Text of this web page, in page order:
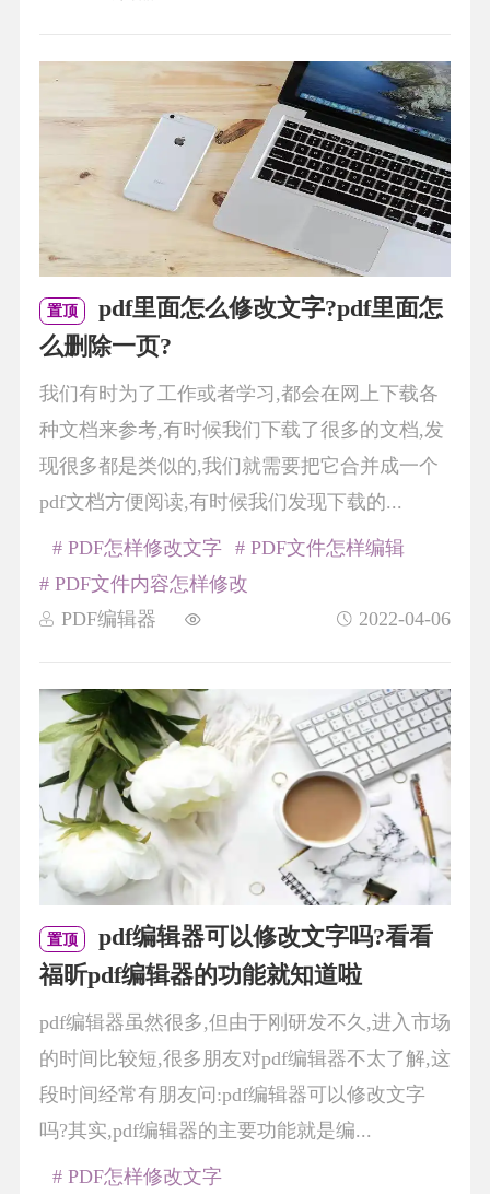
置顶
pdf里面怎么修改文字?pdf里面怎
么删除一页?
我们有时为了工作或者学习,都会在网上下载各
种文档来参考,有时候我们下载了很多的文档,发
现很多都是类似的,我们就需要把它合并成一个
pdf文档方便阅读,有时候我们发现下载的...
PDF编辑器 2022-04-06
# PDF怎样修改文字
# PDF文件怎样编辑
# PDF文件内容怎样修改
置顶
pdf编辑器可以修改文字吗?看看
福昕pdf编辑器的功能就知道啦
pdf编辑器虽然很多,但由于刚研发不久,进入市场
的时间比较短,很多朋友对pdf编辑器不太了解,这
段时间经常有朋友问:pdf编辑器可以修改文字
吗?其实,pdf编辑器的主要功能就是编...
# PDF怎样修改文字